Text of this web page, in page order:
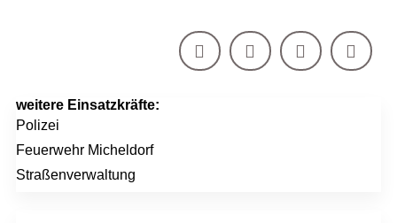
weitere Einsatzkräfte:
Polizei
Feuerwehr Micheldorf
Straßenverwaltung